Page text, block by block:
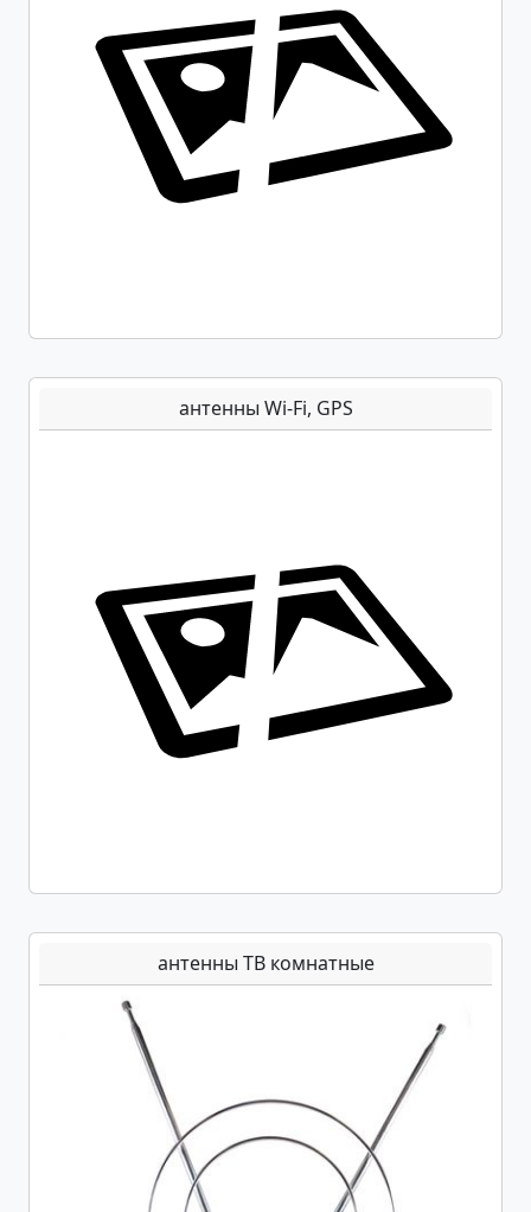
антенны Wi-Fi, GPS
антенны ТВ комнатные